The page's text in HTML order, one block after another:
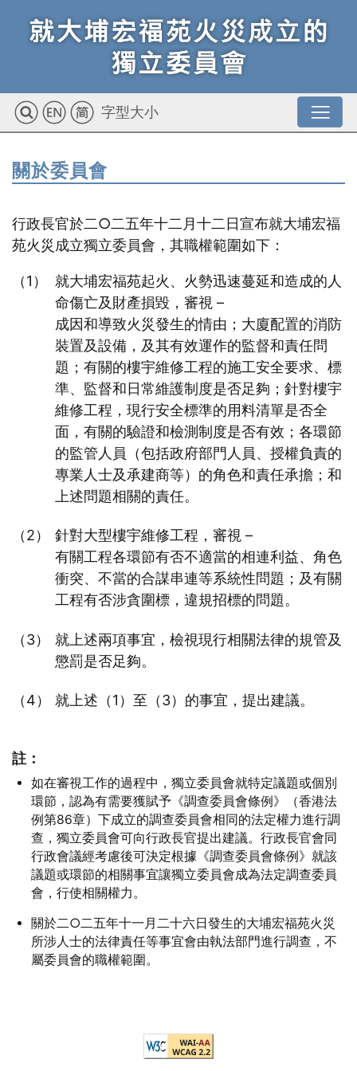
字型大小
關於委員會
行政長官於二○二五年十二月十二日宣布就大埔宏福
苑火災成立獨立委員會，其職權範圍如下：
就大埔宏福苑起火、火勢迅速蔓延和造成的人
命傷亡及財產損毀，審視 –
成因和導致火災發生的情由；大廈配置的消防
裝置及設備，及其有效運作的監督和責任問
題；有關的樓宇維修工程的施工安全要求、標
準、監督和日常維護制度是否足夠；針對樓宇
維修工程，現行安全標準的用料清單是否全
面，有關的驗證和檢測制度是否有效；各環節
的監管人員（包括政府部門人員、授權負責的
專業人士及承建商等）的角色和責任承擔；和
上述問題相關的責任。
針對大型樓宇維修工程，審視 –
有關工程各環節有否不適當的相連利益、角色
衝突、不當的合謀串連等系統性問題；及有關
工程有否涉貪圍標，違規招標的問題。
就上述兩項事宜，檢視現行相關法律的規管及
懲罰是否足夠。
就上述（1）至（3）的事宜，提出建議。
註：
如在審視工作的過程中，獨立委員會就特定議題或個別
環節，認為有需要獲賦予《調查委員會條例》（香港法
例第86章）下成立的調查委員會相同的法定權力進行調
查，獨立委員會可向行政長官提出建議。行政長官會同
行政會議經考慮後可決定根據《調查委員會條例》就該
議題或環節的相關事宜讓獨立委員會成為法定調查委員
會，行使相關權力。
關於二○二五年十一月二十六日發生的大埔宏福苑火災
所涉人士的法律責任等事宜會由執法部門進行調查，不
屬委員會的職權範圍。